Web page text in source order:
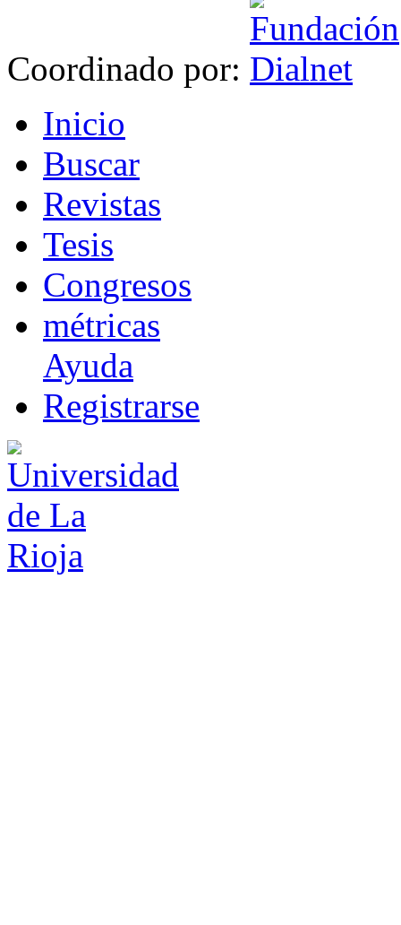
Coordinado por:
Inicio
Buscar
Revistas
Tesis
Congresos
métricas
Ayuda
Registrarse